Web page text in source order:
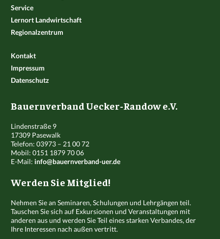
Service
Lernort Landwirtschaft
Regionalzentrum
Kontakt
Impressum
Datenschutz
Bauernverband Uecker-Randow e.V.
Lindenstraße 9
17309 Pasewalk
Telefon: 03973 – 21 00 72
Mobil: 0151 1879 70 06
E-Mail:info@bauernverband-uer.de
Werden Sie Mitglied!
Nehmen Sie an Seminaren, Schulungen und Lehrgängen teil.
Tauschen Sie sich auf Exkursionen und Veranstaltungen mit
anderen aus und werden Sie Teil eines starken Verbandes, der
Ihre Interessen nach außen vertritt.